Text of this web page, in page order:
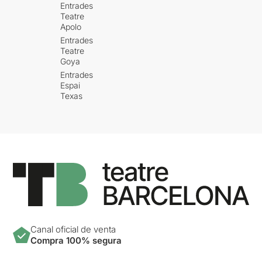
Entrades
Teatre
Apolo
Entrades
Teatre
Goya
Entrades
Espai
Texas
Canal oficial de venta
Compra 100% segura